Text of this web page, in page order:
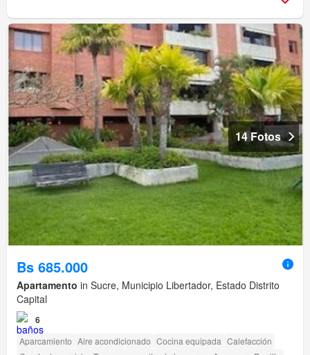
14 Fotos
Bs 685.000
Apartamento in Sucre, Municipio Libertador, Estado Distrito
Capital
6
Aparcamiento Aire acondicionado Cocina equipada Calefacción